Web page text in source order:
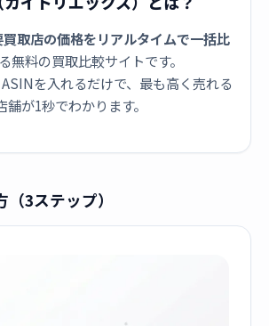
買取店の価格をリアルタイムで一括比
無料の買取比較サイトです。
を入れるだけで、最も高く売れる
舗が1秒でわかります。
（3ステップ）